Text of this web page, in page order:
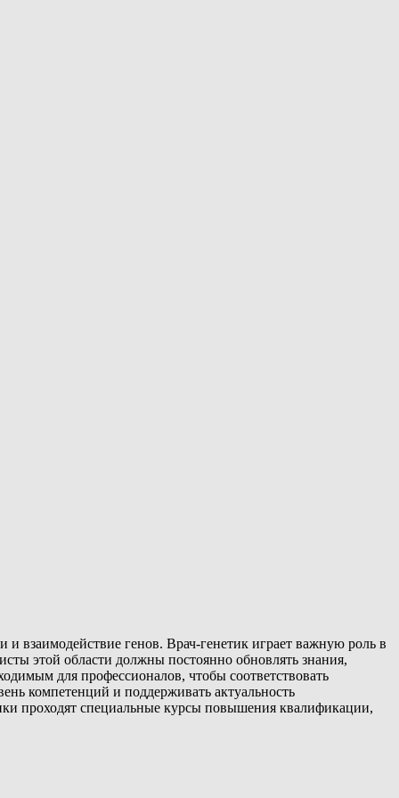
взаимодействие генов. Врач-генетик играет важную роль в
этой области должны постоянно обновлять знания,
для профессионалов, чтобы соответствовать
компетенций и поддерживать актуальность
проходят специальные курсы повышения квалификации,